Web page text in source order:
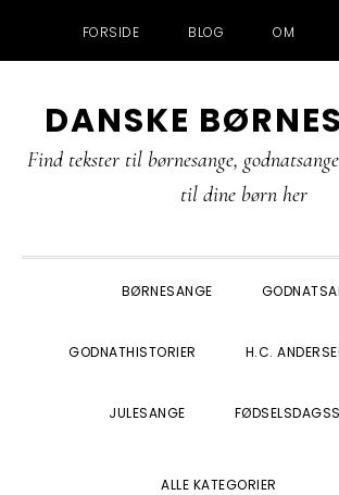
FORSIDE BLOG OM
direkte
til
indhold
direkte
til
direkte
til
DANSKE
Find tekster til børnesange,
til dine børn her
BØRNESANGE
GODNATHISTORIER H.C.
JULESANGE
ALLE KATEGORIER